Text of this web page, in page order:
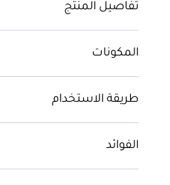
تفاصيل المنتج
المكونات
طريقة الاستخدام
الفوائد